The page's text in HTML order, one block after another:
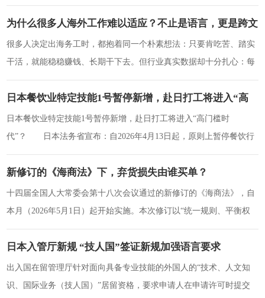
防范意识，普及对外劳务合作政策法规，商务
为什么很多人海外工作难以适应？不止是语言，更是跨文
化壁垒
很多人决定出海务工时，都抱着同一个朴素想法：只要肯吃苦、踏实
干活，就能稳稳赚钱、长期干下去。但行业真实数据却十分扎心：每
年超三成海外务工人员，撑不过半年就离职、
日本餐饮业特定技能1号暂停新增，赴日打工将进入“高
门槛时代”？
日本餐饮业特定技能1号暂停新增，赴日打工将进入“高门槛时
代”？ 日本法务省宣布：自2026年4月13日起，原则上暂停餐饮行
业（外食业）“特定技能1号”新增接收
新修订的《海商法》下，弃货损失由谁买单？
十四届全国人大常委会第十八次会议通过的新修订的《海商法》，自
本月（2026年5月1日）起开始实施。本次修订以“统一规则、平衡权
益、数字赋能、绿色护航”为核心导向
日本入管厅新规 “技人国”签证新规加强语言要求
出入国在留管理厅针对面向具备专业技能的外国人的“技术、人文知
识、国际业务（技人国）”居留资格，要求申请人在申请许可时提交